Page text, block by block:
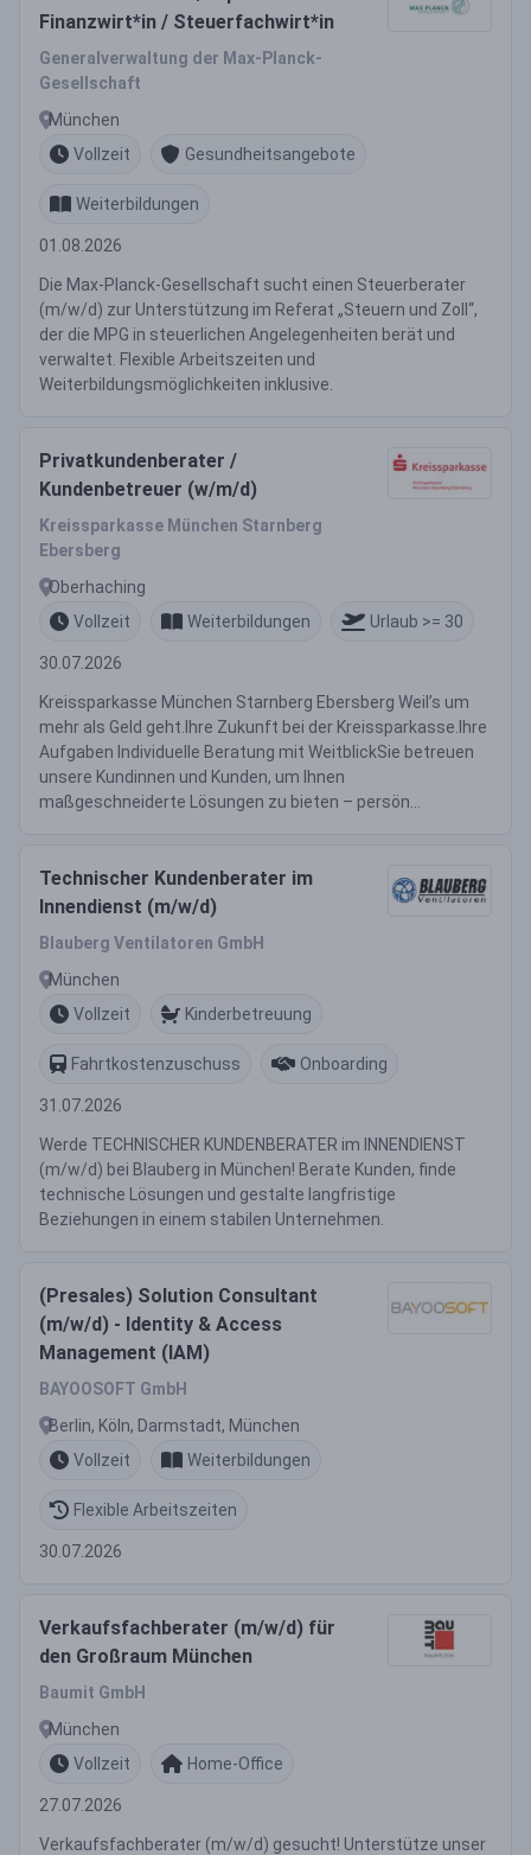
Finanzwirt*in / Steuerfachwirt*in
Generalverwaltung der Max-Planck-
Gesellschaft
München
Vollzeit
Gesundheitsangebote
Weiterbildungen
01.08.2026
Die Max-Planck-Gesellschaft sucht einen Steuerberater
(m/w/d) zur Unterstützung im Referat „Steuern und Zoll“,
der die MPG in steuerlichen Angelegenheiten berät und
verwaltet. Flexible Arbeitszeiten und
Weiterbildungsmöglichkeiten inklusive.
Privatkundenberater /
Kundenbetreuer (w/m/d)
Kreissparkasse München Starnberg
Ebersberg
Oberhaching
Vollzeit
Weiterbildungen Urlaub >= 30
30.07.2026
Kreissparkasse München Starnberg Ebersberg Weil’s um
mehr als Geld geht.Ihre Zukunft bei der Kreissparkasse.Ihre
Aufgaben Individuelle Beratung mit WeitblickSie betreuen
unsere Kundinnen und Kunden, um Ihnen
maßgeschneiderte Lösungen zu bieten – persön...
Technischer Kundenberater im
Innendienst (m/w/d)
Blauberg Ventilatoren GmbH
München
Vollzeit
Kinderbetreuung
Fahrtkostenzuschuss Onboarding
31.07.2026
Werde TECHNISCHER KUNDENBERATER im INNENDIENST
(m/w/d) bei Blauberg in München! Berate Kunden, finde
technische Lösungen und gestalte langfristige
Beziehungen in einem stabilen Unternehmen.
(Presales) Solution Consultant
(m/w/d) - Identity & Access
Management (IAM)
BAYOOSOFT GmbH
Berlin, Köln, Darmstadt, München
Vollzeit
Weiterbildungen
Flexible Arbeitszeiten
30.07.2026
Verkaufsfachberater (m/w/d) für
den Großraum München
Baumit GmbH
München
Vollzeit
Home-Office
27.07.2026
Verkaufsfachberater (m/w/d) gesucht! Unterstütze unser